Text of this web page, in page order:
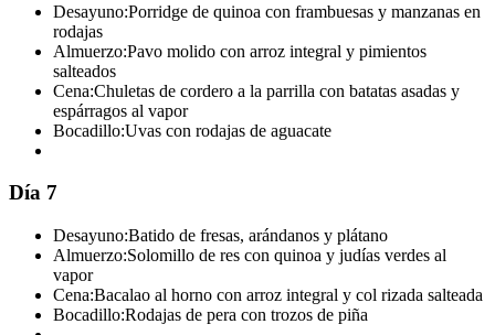
Desayuno:Porridge de quinoa con frambuesas y manzanas en
rodajas
Almuerzo:Pavo molido con arroz integral y pimientos
salteados
Cena:Chuletas de cordero a la parrilla con batatas asadas y
espárragos al vapor
Bocadillo:Uvas con rodajas de aguacate
Día 7
Desayuno:Batido de fresas, arándanos y plátano
Almuerzo:Solomillo de res con quinoa y judías verdes al
vapor
Cena:Bacalao al horno con arroz integral y col rizada salteada
Bocadillo:Rodajas de pera con trozos de piña